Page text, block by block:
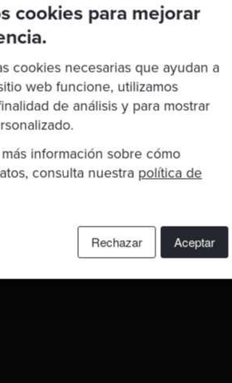
cookies para mejorar
cookies necesarias que ayudan a
web funcione, utilizamos
de análisis y para mostrar
información sobre cómo
consulta nuestra política de
Aceptar
Rechazar
Construimos software bien
clientes, ayudamos a los/as
en su oficio a través de la formación,
Ayudamos a las empresas a mejorar en la